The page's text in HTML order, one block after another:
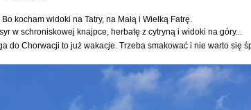
kocham widoki na Tatry, na Małą i Wielką Fatrę.
w schroniskowej knajpce, herbatę z cytryną i widoki na góry...
do Chorwacji to już wakacje. Trzeba smakować i nie warto się